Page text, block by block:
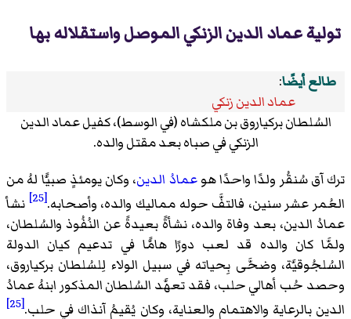
تولية عماد الدين الزنكي الموصل واستقلاله بها
طالع أيضًا:
عماد الدين زنكي
السُلطان بركياروق بن ملكشاه (في الوسط)، كفيل عماد الدين
الزنكي في صباه بعد مقتل والده.
ترك آق سُنقُر ولدًا واحدًا هوعمادُ الدين، وكان يومئذٍ صبيًّا لهُ من
العُمر عشر سنين، فالتفَّ حوله مماليك والده، وأصحابه.[25]
نشأ
عمادُ الدين، بعد وفاة والده، نشأةً بعيدةً عن النُفُوذ والسُلطان،
ولمَّا كان والده قد لعب دورًا هامًّا في تدعيم كيان الدولة
السُلجُوقيَّة، وضحَّى بِحياته في سبيل الولاء لِلسُلطان بركياروق،
وحصد حُب أهالي حلب، فقد تعهَّد السُلطان المذكور ابنهُ عمادُ
الدين بالرعاية والاهتمام والعناية، وكان يُقيمُ آنذاك في حلب.[25]